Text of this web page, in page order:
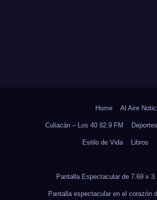
Home Al Aire
Culiacán – Los 40 92.9 FM Deportes
Estilo de Vida Libros
Pantalla Espectacular de 7.69 x
Pantalla espectacular en el corazón